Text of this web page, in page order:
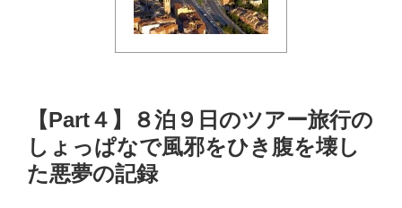
【Part４】８泊９日のツアー旅行の
しょっぱなで風邪をひき腹を壊し
た悪夢の記録